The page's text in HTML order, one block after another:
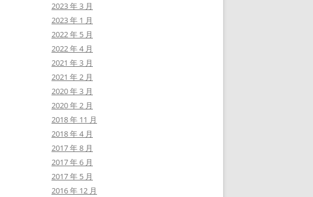
2023 年 3 月
2023 年 1 月
2022 年 5 月
2022 年 4 月
2021 年 3 月
2021 年 2 月
2020 年 3 月
2020 年 2 月
2018 年 11 月
2018 年 4 月
2017 年 8 月
2017 年 6 月
2017 年 5 月
2016 年 12 月